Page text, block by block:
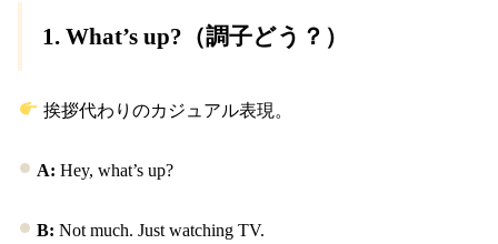
1. What’s up? （調子どう？）
挨拶代わりのカジュアル表現。
A: Hey, what’s up?
B: Not much. Just watching TV.